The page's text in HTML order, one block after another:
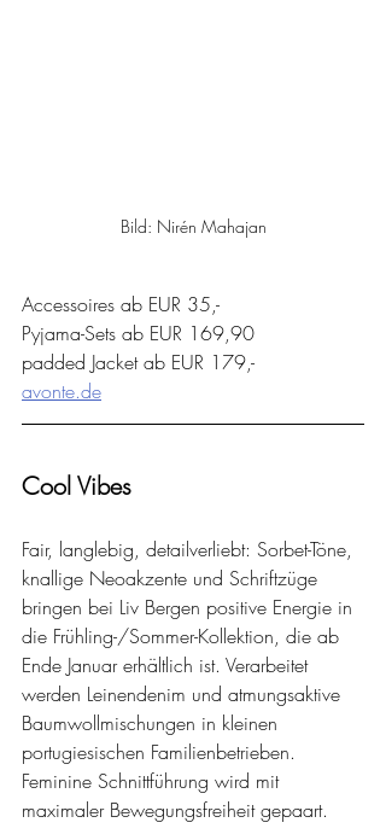
Bild: Nirén Mahajan
Accessoires ab EUR 35,-
Pyjama-Sets ab EUR 169,90
padded Jacket ab EUR 179,-
avonte.de
Cool Vibes
Fair, langlebig, detailverliebt: Sorbet-Töne,
knallige Neoakzente und Schriftzüge
bringen bei Liv Bergen positive Energie in
die Frühling-/Sommer-Kollektion, die ab
Ende Januar erhältlich ist. Verarbeitet
werden Leinendenim und atmungsaktive
Baumwollmischungen in kleinen
portugiesischen Familienbetrieben.
Feminine Schnittführung wird mit
maximaler Bewegungsfreiheit gepaart.